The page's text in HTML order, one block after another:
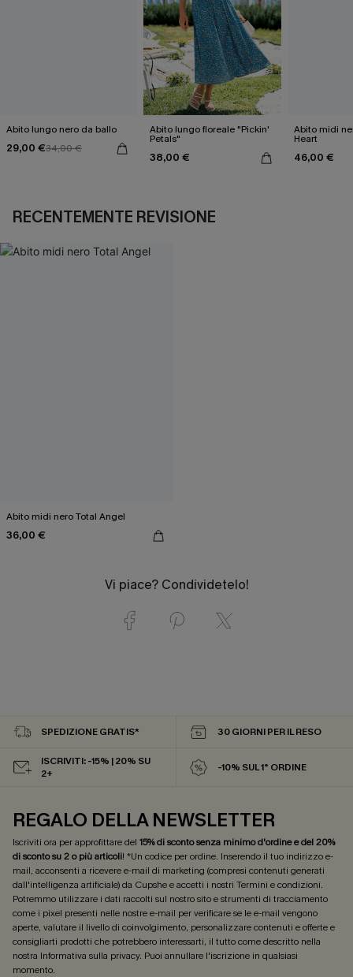
Abito lungo nero da ballo
29,00 €34,00 €
Abito lungo floreale "Pickin'
Petals"
38,00 €
Abito midi
Heart
46,00 €
RECENTEMENTE REVISIONE
Abito midi nero Total Angel
36,00 €
Vi piace? Condividetelo!
SPEDIZIONE GRATIS* 30 GIORNI PER IL RESO
ISCRIVITI: -15% | 20% SU
2+
-10% SUL 1° ORDINE
REGALO DELLA NEWSLETTER
Iscriviti ora per approfittare del 15% di sconto senza minimo d'ordine e del 20%
di sconto su 2 o più articoli! *Un codice per ordine. Inserendo il tuo indirizzo e-
mail, acconsenti a ricevere e-mail di marketing (compresi contenuti generati
dall'intelligenza artificiale) da Cupshe e accetti i nostri Termini e condizioni.
Potremmo utilizzare i dati raccolti sul nostro sito e strumenti di tracciamento
come i pixel presenti nelle nostre e-mail per verificare se le e-mail vengono
aperte, valutare il livello di coinvolgimento, personalizzare contenuti e offerte e
consigliarti prodotti che potrebbero interessarti, il tutto come descritto nella
nostra Informativa sulla privacy. Puoi annullare l'iscrizione in qualsiasi
momento.